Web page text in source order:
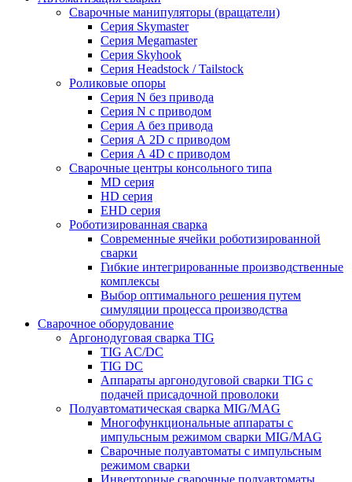
Сварочные манипуляторы (вращатели)
Серия Skymaster
Серия Megamaster
Серия Skyhook
Серия Headstock / Tailstock
Роликовые опоры
Серия N без привода
Серия N с приводом
Серия A без привода
Серия А 2D с приводом
Серия А 4D с приводом
Сварочные центры консольного типа
MD серия
HD серия
EHD серия
Роботизированная сварка
Современные ячейки роботизированной
сварки
Гибкие интегрированные производственные
комплексы
Выбор оптимального решения путем
симуляции процесса производства
Сварочное оборудование
Аргонодуговая сварка TIG
TIG AC/DC
TIG DC
Аппараты аргонодуговой сварки TIG с
подачей присадочной проволоки
Полуавтоматическая сварка MIG/MAG
Многофункциональные аппараты с
импульсным режимом сварки MIG/MAG
Сварочные полуавтоматы с импульсным
режимом сварки
Инверторные сварочные полуавтоматы